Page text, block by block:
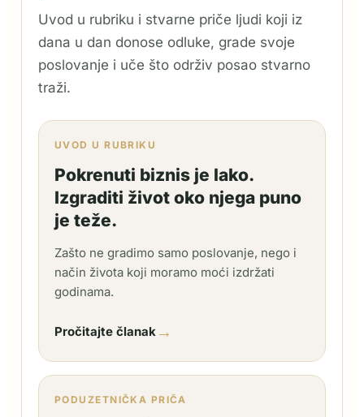
Uvod u rubriku i stvarne priče ljudi koji iz
dana u dan donose odluke, grade svoje
poslovanje i uče što održiv posao stvarno
traži.
UVOD U RUBRIKU
Pokrenuti biznis je lako.
Izgraditi život oko njega puno
je teže.
Zašto ne gradimo samo poslovanje, nego i
način života koji moramo moći izdržati
godinama.
Pročitajte članak →
PODUZETNIČKA PRIČA